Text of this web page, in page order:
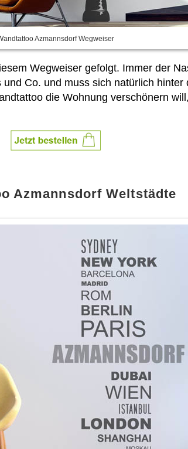
Azmannsdorf Wegweiser
Wegweiser gefolgt. Immer der
Co. und muss sich natürlich
die Wohnung verschönern
Azmannsdorf Weltstädte